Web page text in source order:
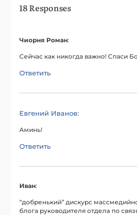
18 Responses
Чиорня Роман:
Сейчас как никогда важно! Спаси
Ответить
Евгений Иванов:
Аминь!
Ответить
Иван:
“добренький” дискурс
блога руководителя отдела по